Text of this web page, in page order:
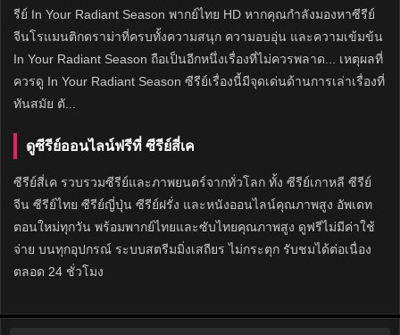
รีย์ In Your Radiant Season พากย์ไทย HD หากคุณกำลังมองหาซีรีย์
จีนโรแมนติกดราม่าที่ครบทั้งความสนุก ความอบอุ่น และความเข้มข้น
In Your Radiant Season ถือเป็นอีกหนึ่งเรื่องที่ไม่ควรพลาด... เหตุผลที่
ควรดู In Your Radiant Season ซีรีย์เรื่องนี้มีจุดเด่นด้านการเล่าเรื่องที่
ทันสมัย ตั...
ดูซีรีย์ออนไลน์ฟรีที่ ซีรีย์สี่เค
ซีรีย์สี่เค รวบรวมซีรีย์และภาพยนตร์จากทั่วโลก ทั้ง ซีรีย์เกาหลี ซีรีย์
จีน ซีรีย์ไทย ซีรีย์ญี่ปุ่น ซีรีย์ฝรั่ง และหนังออนไลน์คุณภาพสูง อัพเดท
ตอนใหม่ทุกวัน พร้อมพากย์ไทยและซับไทยคุณภาพสูง ดูฟรีไม่มีค่าใช้
จ่าย บนทุกอุปกรณ์ ระบบสตรีมมิ่งเสถียร ไม่กระตุก รับชมได้ต่อเนื่อง
ตลอด 24 ชั่วโมง